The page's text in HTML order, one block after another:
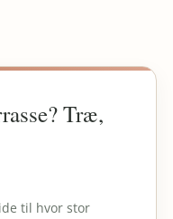
Træ,
til hvor stor